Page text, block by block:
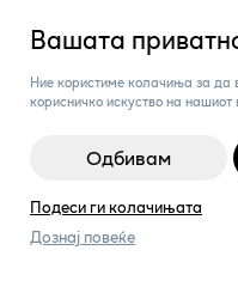
Вашата
Ние користиме колачиња за да
корисничко искуство на нашиот
Одбивам
Подеси ги колачињата
Дознај повеќе